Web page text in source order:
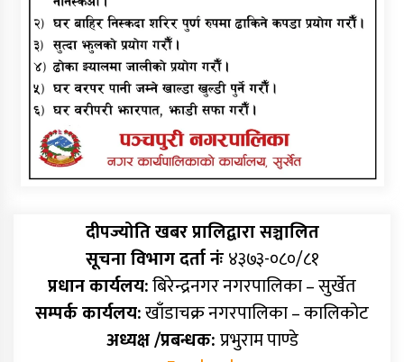
दीपज्योति खबर प्रालिद्वारा सञ्चालित
सूचना विभाग दर्ता नंः४३७३-०८०/८१
प्रधान कार्यलय:बिरेन्द्रनगर नगरपालिका – सुर्खेत
सम्पर्क कार्यलय:खाँडाचक्र नगरपालिका – कालिकोट
अध्यक्ष /प्रबन्धक:प्रभुराम पाण्डे